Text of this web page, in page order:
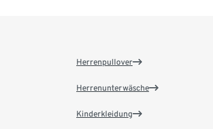
Herrenpullover
Herrenunterwäsche
Kinderkleidung